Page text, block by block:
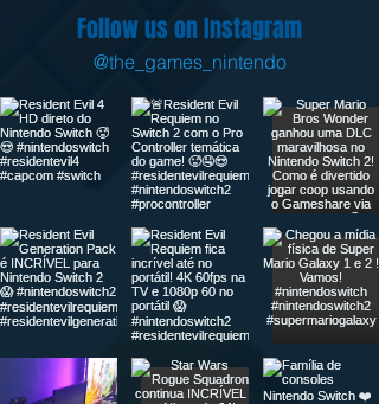
Follow us on Instagram
@the_games_nintendo